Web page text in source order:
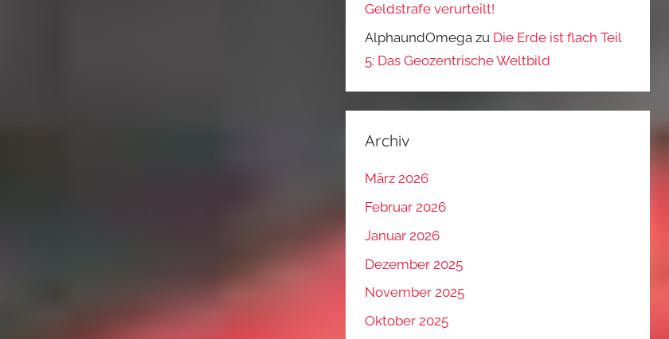
Geldstrafe verurteilt!
AlphaundOmega zu Die Erde ist flach Teil
5: Das Geozentrische Weltbild
Archiv
März 2026
Februar 2026
Januar 2026
Dezember 2025
November 2025
Oktober 2025